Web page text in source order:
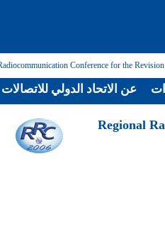
[Regional
عن الاتحاد الدولي للاتصالات